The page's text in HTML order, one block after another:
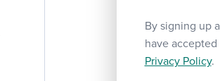
By signing up
have accepted
Privacy Policy.